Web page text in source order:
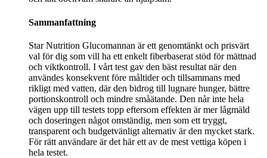
Sammanfattning
Star Nutrition Glucomannan är ett genomtänkt och prisvärt
val för dig som vill ha ett enkelt fiberbaserat stöd för mättnad
och viktkontroll. I vårt test gav den bäst resultat när den
användes konsekvent före måltider och tillsammans med
rikligt med vatten, där den bidrog till lugnare hunger, bättre
portionskontroll och mindre småätande. Den når inte hela
vägen upp till testets topp eftersom effekten är mer lågmäld
och doseringen något omständig, men som ett tryggt,
transparent och budgetvänligt alternativ är den mycket stark.
För rätt användare är det här ett av de mest vettiga köpen i
hela testet.